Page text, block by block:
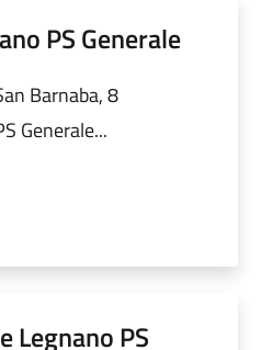
PS Generale
Barnaba, 8
Generale...
Legnano PS